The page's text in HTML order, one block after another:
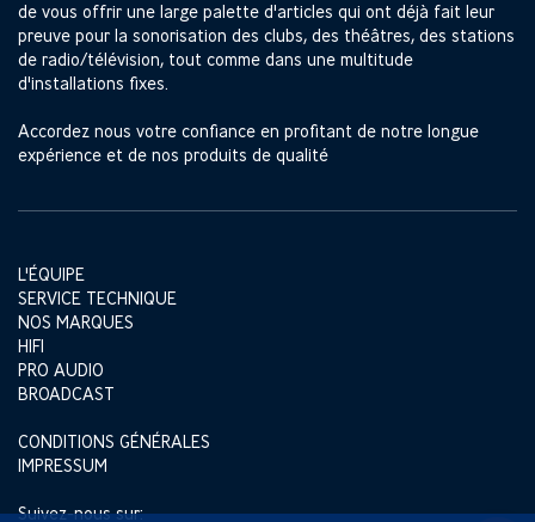
de vous offrir une large palette d'articles qui ont déjà fait leur
preuve pour la sonorisation des clubs, des théâtres, des stations
de radio/télévision, tout comme dans une multitude
d'installations fixes.
Accordez nous votre confiance en profitant de notre longue
expérience et de nos produits de qualité
L'ÉQUIPE
SERVICE TECHNIQUE
NOS MARQUES
HIFI
PRO AUDIO
BROADCAST
CONDITIONS GÉNÉRALES
IMPRESSUM
Suivez-nous sur: